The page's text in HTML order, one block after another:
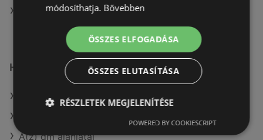
A(z) Benu Gyógyszertárak üzletei itt: Sopron-
Hasonló kiskereskedők
A(z) Alma Gyógyszertárak ajánlatai
A(z) dm ajánlatai
módosíthatja. Bővebben
ÖSSZES ELFOGADÁSA
ÖSSZES ELUTASÍTÁSA
RÉSZLETEK MEGJELENÍTÉSE
POWERED BY COOKIESCRIPT